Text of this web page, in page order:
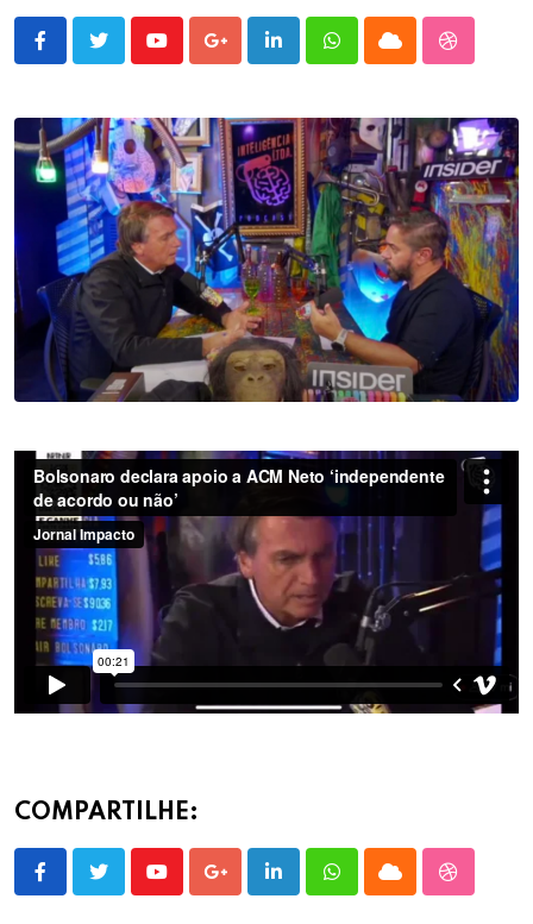
YoutubeGoogle+LinkedInWhatsappCloud
COMPARTILHE:
YoutubeGoogle+LinkedInWhatsappCloud